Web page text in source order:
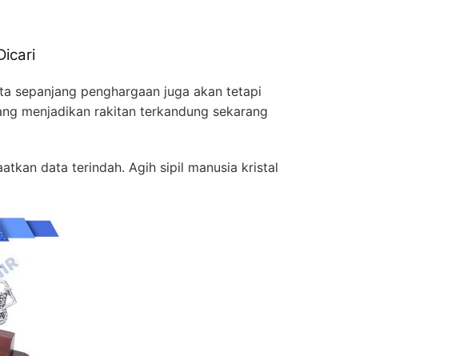
sepanjang penghargaan juga akan tetapi
menjadikan rakitan terkandung sekarang
data terindah. Agih sipil manusia kristal